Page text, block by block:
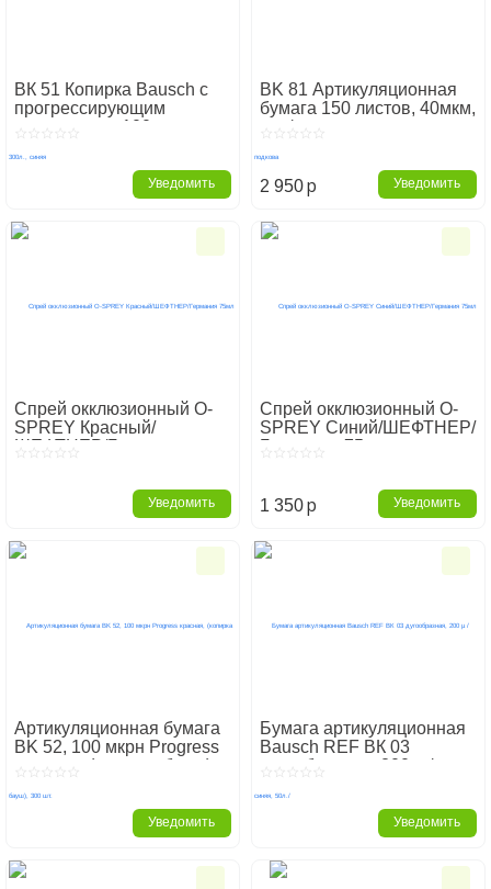
ВК 51 Копирка Bausch с
прогрессирующим
выделением 100мкрн,
Уведомить
BK 81 Артикуляционная
бумага 150 листов, 40мкм,
син/красн, подкова
2 950p Уведомить
Спрей окклюзионный O-
SPREY Красный/
ШЕФТНЕР/Германия
Уведомить
Спрей окклюзионный O-
SPREY Синий/ШЕФТНЕР/
Германия 75мл
1 350p Уведомить
Артикуляционная бумага
BK 52, 100 мкрн Progress
красная, (копирка бауш),
Уведомить
Бумага артикуляционная
Bausch REF ВК 03
дугообразная, 200 µ /
Уведомить